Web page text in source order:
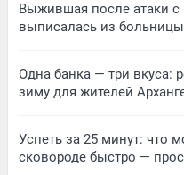
Выжившая после атаки с
выписалась из больницы
Одна банка — три вкуса:
зиму для жителей
Успеть за 25 минут: что
сковороде быстро —